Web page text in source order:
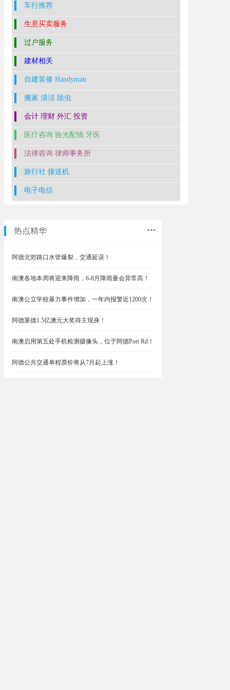
车行推荐
生意买卖服务
过户服务
建材相关
自建装修 Handyman
搬家 清洁 除虫
会计 理财 外汇 投资
医疗咨询 验光配镜 牙医
法律咨询 律师事务所
旅行社 接送机
电子电信
热点精华
阿德北郊路口水管爆裂，交通延误！
南澳各地本周将迎来降雨，6-8月降雨量会异常高！
南澳公立学校暴力事件增加，一年内报警近1200次！
阿德莱德1.5亿澳元大奖得主现身！
南澳启用第五处手机检测摄像头，位于阿德Port Rd！
阿德公共交通单程票价将从7月起上涨！